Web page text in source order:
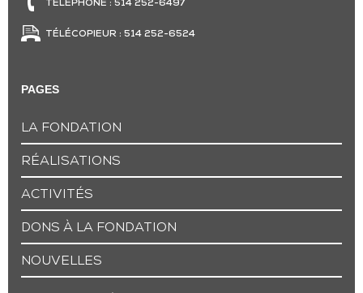
TÉLÉPHONE : 514 252-6497
TÉLÉCOPIEUR : 514 252-6524
PAGES
LA FONDATION
RÉALISATIONS
ACTIVITÉS
DONS À LA FONDATION
NOUVELLES